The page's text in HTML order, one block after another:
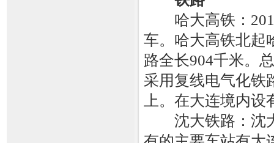
哈大高铁：
车。哈大高铁北起
路全长904千米。
采用复线电气化铁
上。在大连境内设
沈大铁路：沈大